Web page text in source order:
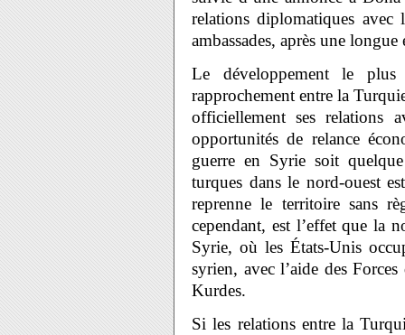
relations diplomatiques
ambassades, après une
Le développement le
rapprochement entre la
officiellement ses relations
opportunités de relance
guerre en Syrie soit
turques dans le nord-ouest
reprenne le territoire sans
cependant, est l’effet que la
Syrie, où les États-Unis
syrien, avec l’aide des
Kurdes.
Si les relations entre la